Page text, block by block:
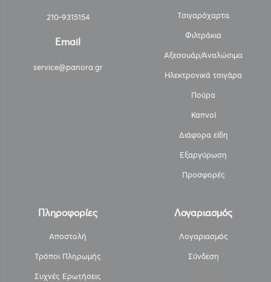
210-9315154
Email
service@panora.gr
Τσιγαρόχαρτα
Φιλτράκια
Αξεσουάρ/Αναλώσιμα
Ηλεκτρονικά τσιγάρα
Πούρα
Καπνοί
Διάφορα είδη
Εξαργύρωση
Προσφορές
Πληροφορίες
Αποστολή
Τρόποι Πληρωμής
Συχνές Ερωτήσεις
Λογαριασμός
Λογαριασμός
Σύνδεση